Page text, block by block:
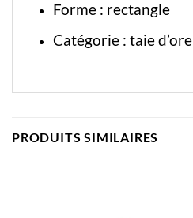
Forme : rectangle
Catégorie : taie
PRODUITS SIMILAIRES